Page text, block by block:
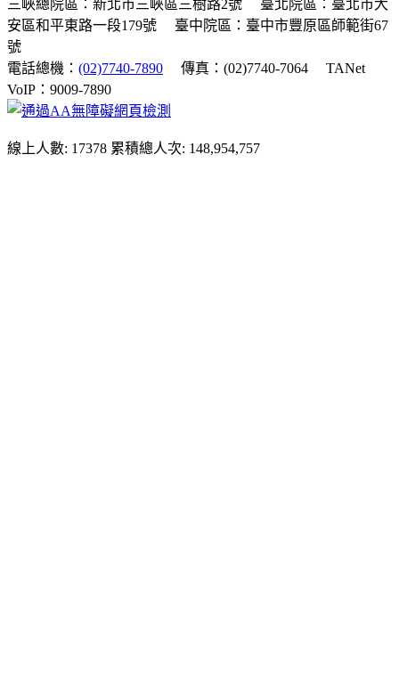
三峽總院區：新北市三峽區三樹路2號
臺北院區：臺北市大
安區和平東路一段179號
臺中院區：臺中市豐原區師範街67
號
電話總機： (02)7740-7890 傳真：(02)7740-7064
TANet
VoIP：9009-7890
線上人數: 17378 累積總人次: 148,954,757